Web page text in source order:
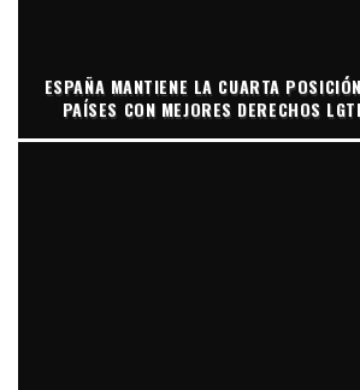
ESPAÑA MANTIENE LA CUARTA
PAÍSES CON MEJORES DERECHOS